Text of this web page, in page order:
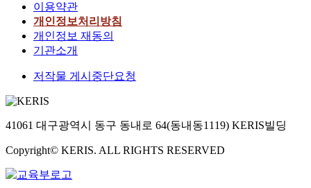
이용약관
개인정보처리방침
개인정보 재동의
기관소개
저작물 게시중단요청
41061 대구광역시 동구 동내로 64(동내동1119) KERIS빌딩
Copyright© KERIS. ALL RIGHTS RESERVED